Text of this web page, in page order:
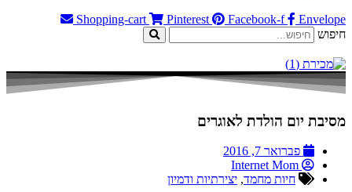
Shopping-cart
Pinterest Facebook-f
Envelope
חיפוש
מסיבת יום הולדת לאוגרים
פברואר 7, 2016
Internet Mom
חיות מחמד, יצירתיות ודמיון